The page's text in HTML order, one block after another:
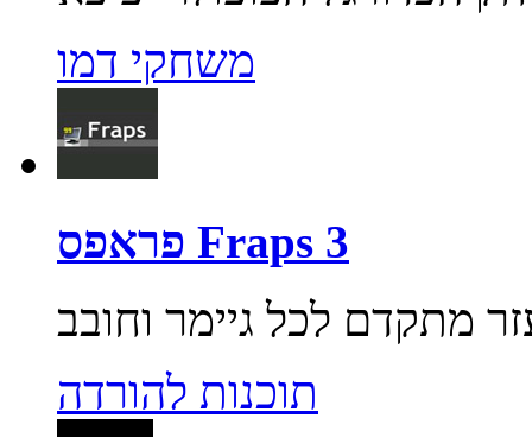
משחקי דמו
פראפס Fraps 3
תוכנות להורדה